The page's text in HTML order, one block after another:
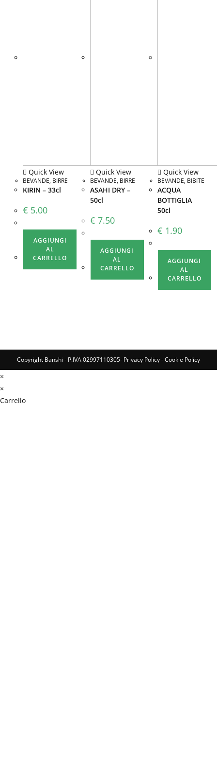
Quick View
BEVANDE, BIRRE
KIRIN – 33cl
€ 5.00
AGGIUNGI
AL
CARRELLO
Quick View
BEVANDE, BIRRE
ASAHI DRY –
50cl
€ 7.50
AGGIUNGI
AL
CARRELLO
Quick View
BEVANDE, BIBITE
ACQUA
BOTTIGLIA
50cl
€ 1.90
AGGIUNGI
AL
CARRELLO
Copyright Banshi - P.IVA 02997110305- Privacy Policy-Cookie Policy
×
×
Carrello